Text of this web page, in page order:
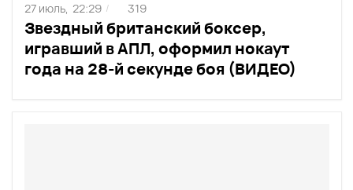
Звездный британский боксер,
игравший в АПЛ, оформил нокаут
года на 28-й секунде боя (ВИДЕО)
27 июль, 22:29 / 319